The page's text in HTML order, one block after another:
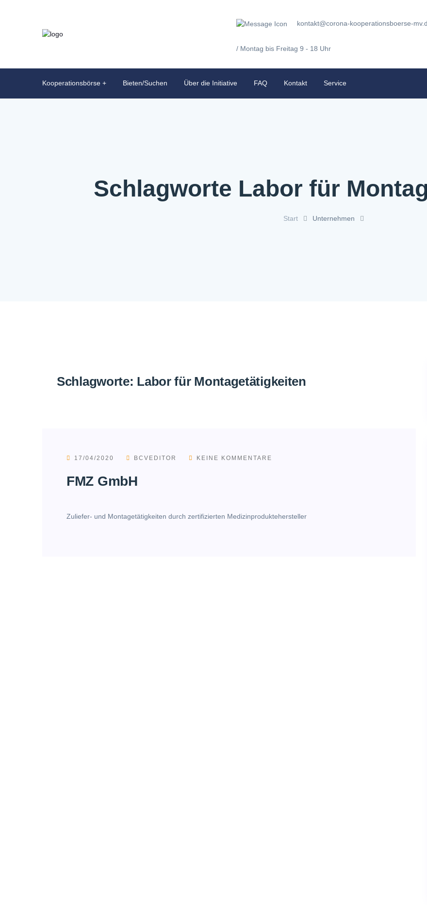
kontakt@corona-kooperationsboerse-
/ Montag bis Freitag 9 - 18 Uhr
Kooperationsbörse Bieten/Suchen Über die Initiative FAQ Kontakt Service
Schlagworte Labor für
Start Unternehmen
Schlagworte: Labor für Montagetätigkeiten
17/04/2020 BCVEDITOR KEINE KOMMENTARE
FMZ GmbH
Zuliefer- und Montagetätigkeiten durch zertifizierten Medizinproduktehersteller